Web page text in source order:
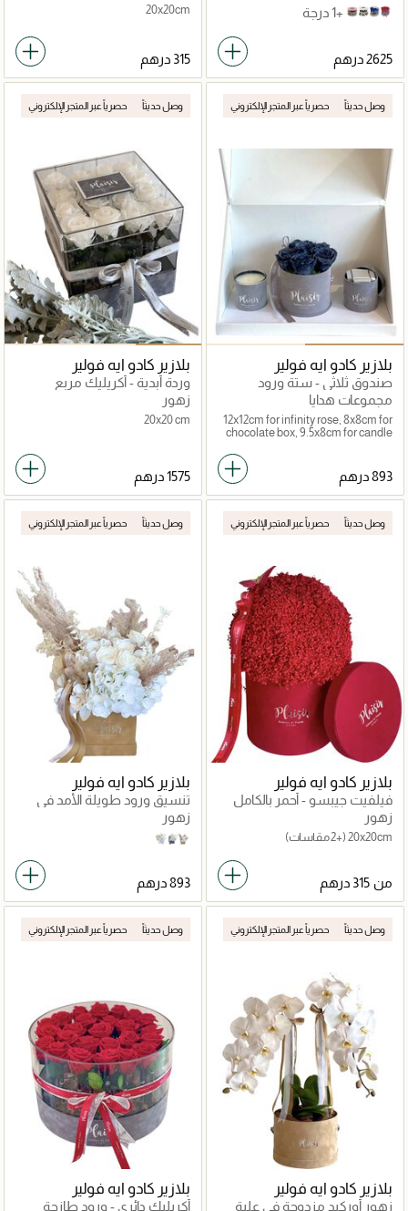
Red
Royal Blue
White
Pink+1 درجة 20x20cm
وصل حديثاً حصرياً عبر المتجر الإلكتروني
بلازير كادو ايه فولير
صندوق ثلاثي - ستة ورود
إنفينيتي، شوكولاتة، شمعة
مجموعات هدايا
12x12cm for infinity rose, 8x8cm for
chocolate box, 9.5x8cm for candle
وصل حديثاً حصرياً عبر المتجر الإلكتروني
بلازير كادو ايه فولير
وردة أبدية - أكريليك مربع
زهور
20x20 cm
وصل حديثاً حصرياً عبر المتجر الإلكتروني
بلازير كادو ايه فولير
فيلفيت جيبسو - أحمر بالكامل
زهور
20x20cm (+2 مقاسات)
من
وصل حديثاً حصرياً عبر المتجر الإلكتروني
بلازير كادو ايه فولير
تنسيق ورود طويلة الأمد في
مخمل مربع
زهور
Tan
Grey
White
وصل حديثاً حصرياً عبر المتجر الإلكتروني
بلازير كادو ايه فولير
زهور أوركيد مزدوجة في علبة
وصل حديثاً حصرياً عبر المتجر الإلكتروني
بلازير كادو ايه فولير
أكريليك دائري - ورود طازجة